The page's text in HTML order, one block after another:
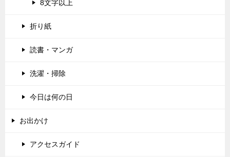
8文字以上
折り紙
読書・マンガ
洗濯・掃除
今日は何の日
お出かけ
アクセスガイド